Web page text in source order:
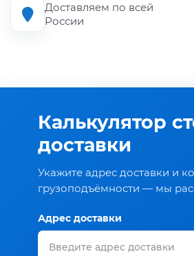
Доставляем по всей
России
Калькулятор
доставки
Укажите адрес доставки и
грузоподъёмности — мы
Адрес доставки